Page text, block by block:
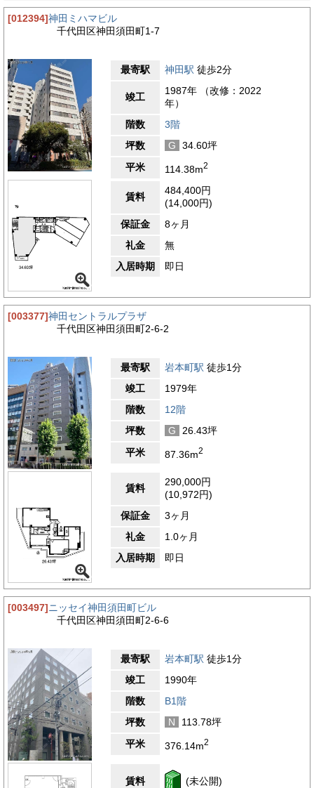
[012394]神田ミハマビル
千代田区神田須田町1-7
最寄駅 神田駅 徒歩2分
竣工
1987年 （改修：2022
年）
階数
3階
坪数
G
34.60坪
平米
114.38m2
賃料
484,400円
(14,000円)
保証金
8ヶ月
礼金
無
入居時期
即日
[003377]神田セントラルプラザ
千代田区神田須田町2-6-2
最寄駅 岩本町駅 徒歩1分
竣工
1979年
階数
12階
坪数
G
26.43坪
平米
87.36m2
賃料
290,000円
(10,972円)
保証金
3ヶ月
礼金
1.0ヶ月
入居時期
即日
[003497]ニッセイ神田須田町ビル
千代田区神田須田町2-6-6
最寄駅 岩本町駅 徒歩1分
竣工
1990年
階数
B1階
坪数
N
113.78坪
平米
376.14m2
賃料 (未公開)